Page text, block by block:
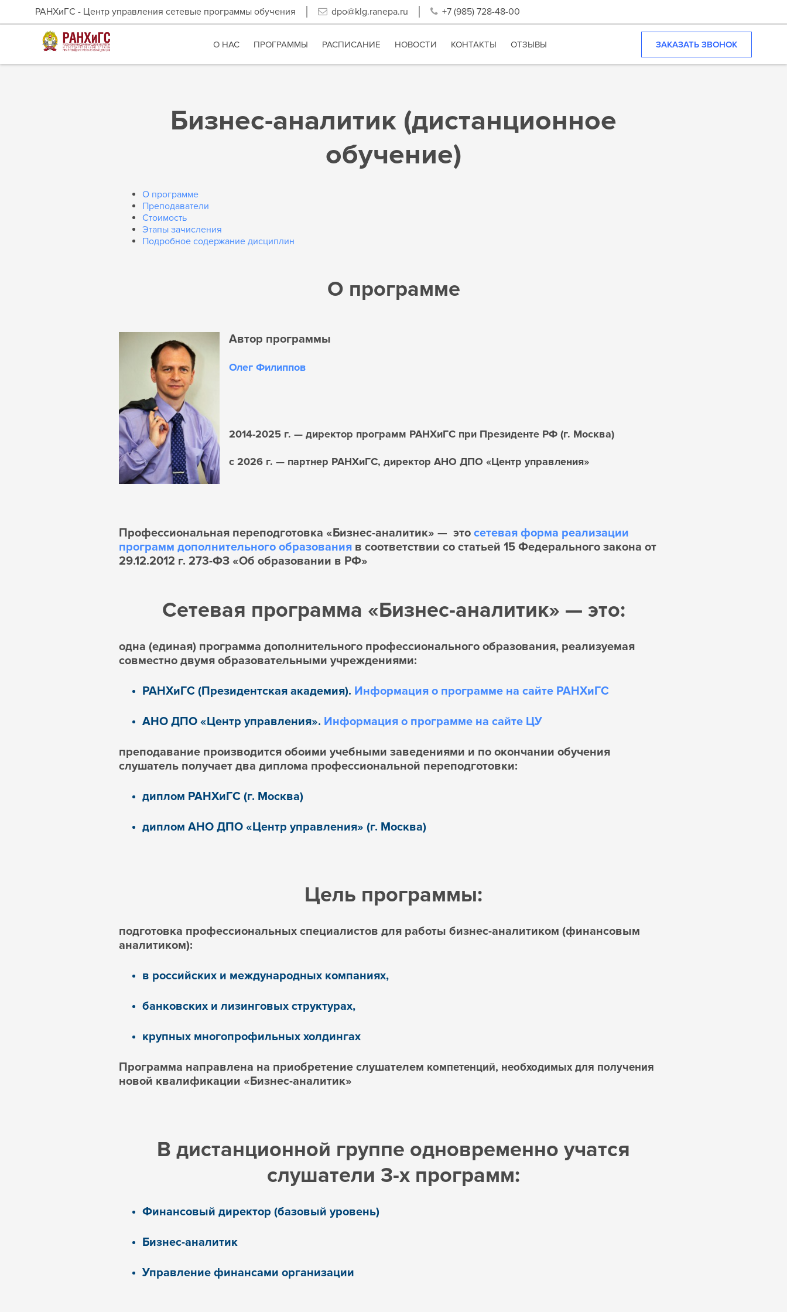
РАНХиГС - Центр управления сетевые программы обучения dpo@klg.ranepa.ru +7 (985) 728-48-00
О НАС ПРОГРАММЫ РАСПИСАНИЕ НОВОСТИ КОНТАКТЫ ОТЗЫВЫ ЗАКАЗАТЬ ЗВОНОК
Бизнес-аналитик (дистанционное
обучение)
О программе
Преподаватели
Стоимость
Этапы зачисления
Подробное содержание дисциплин
О программе
Автор программы
Олег Филиппов
2014-2025 г. — директор программ РАНХиГС при Президенте РФ (г. Москва)
с 2026 г. — партнер РАНХиГС, директор АНО ДПО «Центр управления»
Профессиональная переподготовка «Бизнес-аналитик» — это сетевая форма реализации
программ дополнительного образования в соответствии со статьей 15 Федерального закона от
29.12.2012 г. 273-ФЗ «Об образовании в РФ»
Сетевая программа «Бизнес-аналитик» — это:
одна (единая) программа дополнительного профессионального образования, реализуемая
совместно двумя образовательными учреждениями:
РАНХиГС (Президентская академия). Информация о программе на сайте РАНХиГС
АНО ДПО «Центр управления». Информация о программе на сайте ЦУ
преподавание производится обоими учебными заведениями и по окончании обучения
слушатель получает два диплома профессиональной переподготовки:
диплом РАНХиГС (г. Москва)
диплом АНО ДПО «Центр управления» (г. Москва)
Цель программы:
подготовка профессиональных специалистов для работы бизнес-аналитиком (финансовым
аналитиком):
в российских и международных компаниях,
банковских и лизинговых структурах,
крупных многопрофильных холдингах
Программа направлена на приобретение слушателем компетенций, необходимых для получения
новой квалификации «Бизнес-аналитик»
В дистанционной группе одновременно учатся
слушатели 3-х программ:
Финансовый директор (базовый уровень)
Бизнес-аналитик
Управление финансами организации